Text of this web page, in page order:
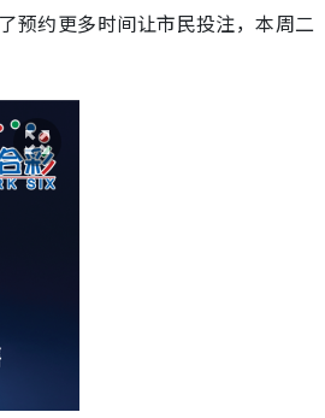
预约更多时间让市民投注，本周二